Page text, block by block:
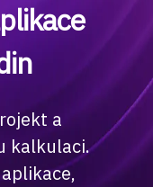
a
kalkulaci.